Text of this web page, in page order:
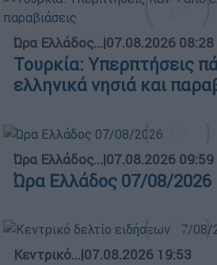
Ώρα Ελλάδος...|07.08.2026 08:28
Τουρκία: Υπερπτήσεις
ελληνικά νησιά και
Ώρα Ελλάδος...|07.08.2026 09:59
Ώρα Ελλάδος 07/08/2026
Κεντρικό...|07.08.2026 19:53